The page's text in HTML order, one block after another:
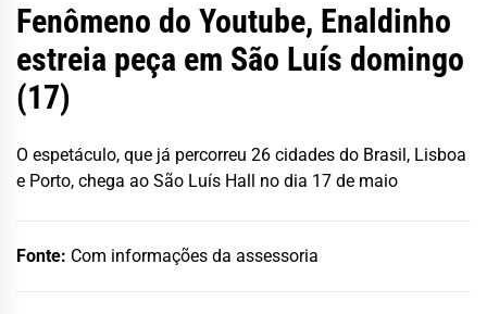
Fenômeno do Youtube, Enaldinho
estreia peça em São Luís domingo
(17)
O espetáculo, que já percorreu 26 cidades do Brasil, Lisboa
e Porto, chega ao São Luís Hall no dia 17 de maio
Fonte: Com informações da assessoria